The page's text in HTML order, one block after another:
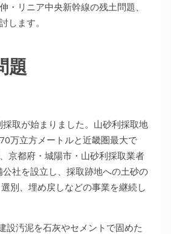
リニア中央新幹線の残土問題、
します。
題
取が始まりました。山砂利採取地
万立方メートルと近畿圏最大で
京都府・城陽市・山砂利採取業者
社を設立し、採取跡地への土砂の
別、埋め戻しなどの事業を継続し
汚泥を石灰やセメントで固めた